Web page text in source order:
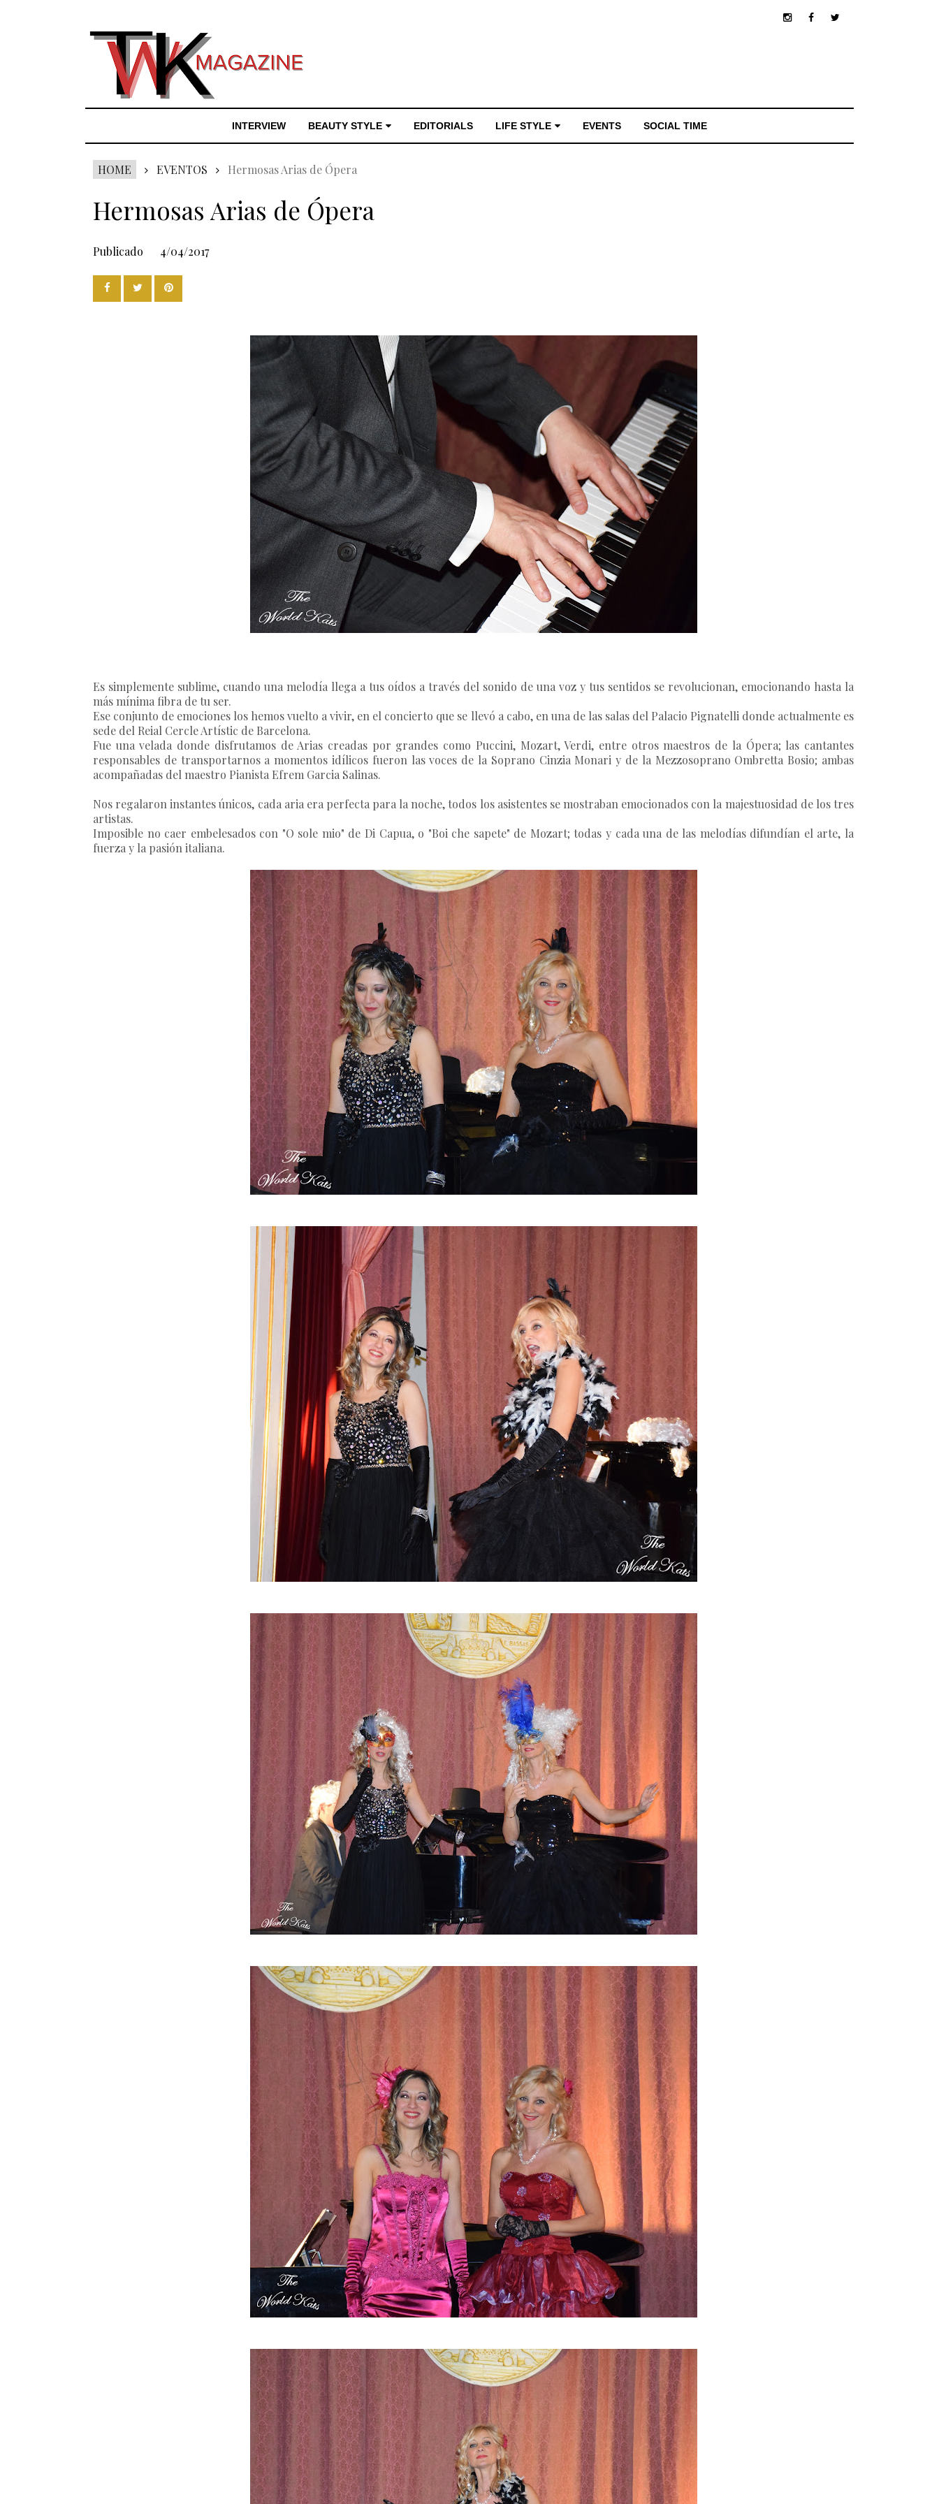
INTERVIEW BEAUTY STYLE EDITORIALS LIFE STYLE EVENTS SOCIAL TIME
HOME EVENTOS Hermosas Arias de Ópera
Hermosas Arias de Ópera
Publicado 4/04/2017
Es simplemente sublime, cuando una melodía llega a tus oídos a través del sonido de una voz y tus sentidos se revolucionan, emocionando hasta la
más mínima fibra de tu ser.
Ese conjunto de emociones los hemos vuelto a vivir, en el concierto que se llevó a cabo, en una de las salas del Palacio Pignatelli donde actualmente es
sede del Reial Cercle Artístic de Barcelona.
Fue una velada donde disfrutamos de Arias creadas por grandes como Puccini, Mozart, Verdi, entre otros maestros de la Ópera; las cantantes
responsables de transportarnos a momentos idílicos fueron las voces de la Soprano Cinzia Monari y de la Mezzosoprano Ombretta Bosio; ambas
acompañadas del maestro Pianista Efrem Garcia Salinas.
Nos regalaron instantes únicos, cada aria era perfecta para la noche, todos los asistentes se mostraban emocionados con la majestuosidad de los tres
artistas.
Imposible no caer embelesados con "O sole mio" de Di Capua, o "Boi che sapete" de Mozart; todas y cada una de las melodías difundían el arte, la
fuerza y la pasión italiana.